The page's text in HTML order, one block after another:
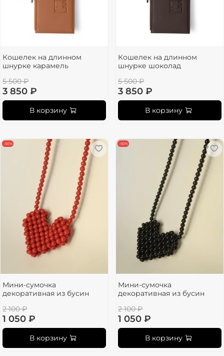
Кошелек на длинном
шнурке карамель
5 500 ₽
3 850 ₽
В корзину
Кошелек на длинном
шнурке шоколад
5 500 ₽
3 850 ₽
В корзину
-50%
Мини-сумочка
декоративная из бусин
2 100 ₽
1 050 ₽
В корзину
-50%
Мини-сумочка
декоративная из бусин
2 100 ₽
1 050 ₽
В корзину